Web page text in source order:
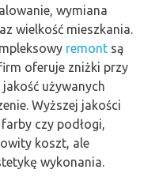
wymiana
wielkość mieszkania.
remont są
oferuje zniżki przy
używanych
Wyższej jakości
czy podłogi,
koszt, ale
wykonania.